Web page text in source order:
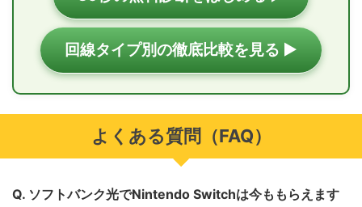
回線タイプ別の徹底比較を見る ▶
よくある質問（FAQ）
Q. ソフトバンク光でNintendo Switchは今ももらえます